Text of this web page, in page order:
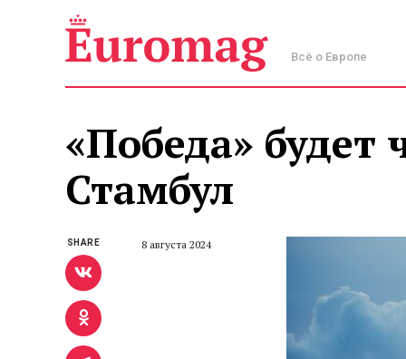
Всё о Европе
«Победа»
Стамбул
8 августа 2024
SHARE